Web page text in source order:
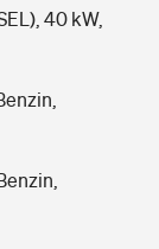
40 kW,